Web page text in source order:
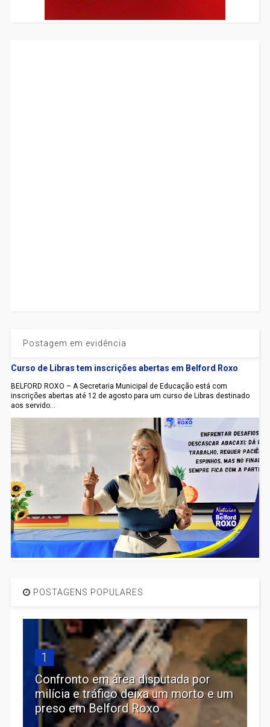
Postagem em evidência
Curso de Libras tem inscrições abertas em Belford Roxo
BELFORD ROXO – A Secretaria Municipal de Educação está com
inscrições abertas até 12 de agosto para um curso de Libras destinado
aos servido...
POSTAGENS POPULARES
1
Confronto em área disputada por
milícia e tráfico deixa um morto e um
preso em Belford Roxo